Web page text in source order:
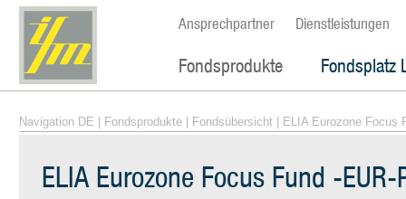
Ansprechpartner Dienstleistungen
Fondsprodukte Fondsplatz
Navigation DE Fondsprodukte Fondsübersicht | ELIA Eurozone Focus
ELIA Eurozone Focus Fund -EUR-